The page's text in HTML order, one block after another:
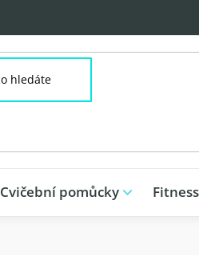
Cvičební pomůcky